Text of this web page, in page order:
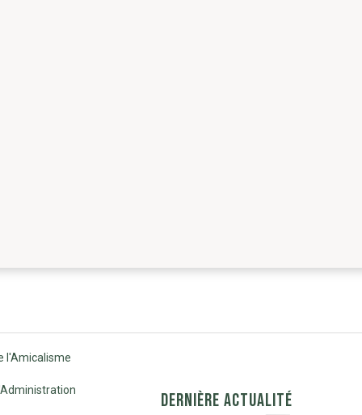
l'Amicalisme
DERNIÈRE ACTUALITÉ